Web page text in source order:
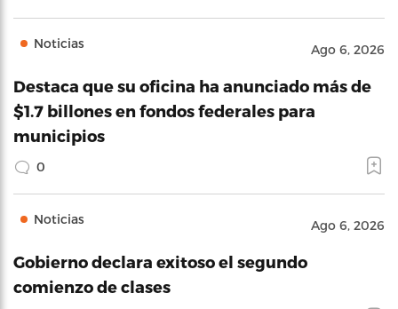
Noticias Ago 6, 2026
Destaca que su oficina ha anunciado más de
$1.7 billones en fondos federales para
municipios
0
Noticias Ago 6, 2026
Gobierno declara exitoso el segundo
comienzo de clases